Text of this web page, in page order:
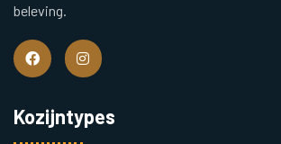
beleving.
Kozijntypes